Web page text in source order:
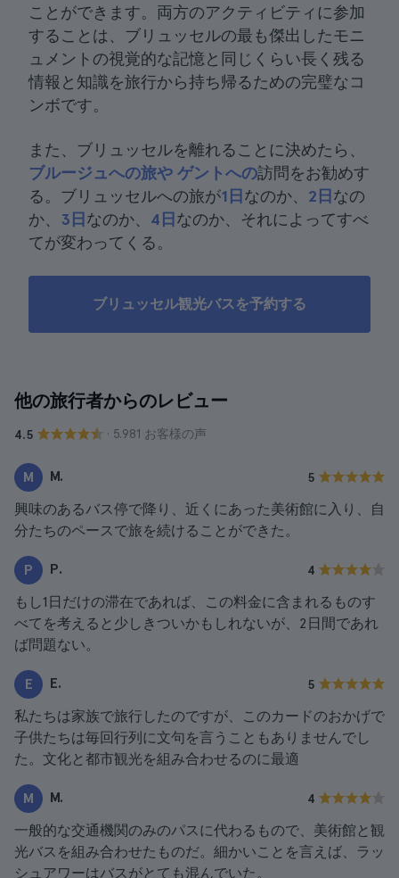
ことができます。両方のアクティビティに参加
することは、ブリュッセルの最も傑出したモニ
ュメントの視覚的な記憶と同じくらい長く残る
情報と知識を旅行から持ち帰るための完璧なコ
ンボです。
また、ブリュッセルを離れることに決めたら、
ブルージュへの旅や ゲントへの訪問をお勧めす
る。ブリュッセルへの旅が1日 なのか、 2日 なの
か、 3日 なのか、 4日 なのか、それによってすべ
てが変わってくる。
ブリュッセル観光バスを予約する
他の旅行者からのレビュー
4.5 · 5.981 お客様の声
M M. 5
興味のあるバス停で降り、近くにあった美術館に入り、自
分たちのペースで旅を続けることができた。
P P. 4
もし1日だけの滞在であれば、この料金に含まれるものす
べてを考えると少しきついかもしれないが、2日間であれ
ば問題ない。
E E. 5
私たちは家族で旅行したのですが、このカードのおかげで
子供たちは毎回行列に文句を言うこともありませんでし
た。文化と都市観光を組み合わせるのに最適
M M. 4
一般的な交通機関のみのパスに代わるもので、美術館と観
光バスを組み合わせたものだ。細かいことを言えば、ラッ
シュアワーはバスがとても混んでいた。